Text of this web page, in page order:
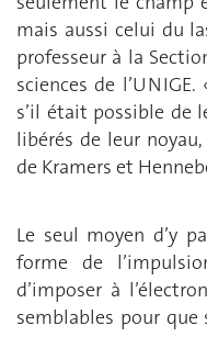
mais aussi celui du
professeur à la
sciences de
s’il était possible de
libérés de leur
de Kramers et
Le seul moyen d’y
forme de
d’imposer à
semblables pour